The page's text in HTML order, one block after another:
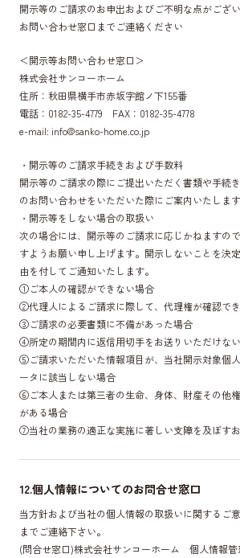
開示等のご請求のお申出およびご不明な点がござ
お問い合わせ窓口までご連絡ください
＜開示等お問い合わせ窓口＞
株式会社サンコーホーム
住所：秋田県横手市赤坂字館ノ下155番
電話：0182-35-4779 FAX：0182-35-4778
e-mail: info@sanko-home.co.jp
・開示等のご請求手続きおよび手数料
開示等のご請求の際にご提出いただく書類や手続
のお問い合わせをいただいた際にご案内いたします
・開示等をしない場合の取扱い
次の場合には、開示等のご請求に応じかねますの
すようお願い申し上げます。開示しないことを決
由を付してご通知いたします。
①ご本人の確認ができない場合
②代理人によるご請求に際して、代理権が確認で
③ご請求の必要書類に不備があった場合
④所定の期間内に返信用切手をお送りいただけな
⑤ご請求いただいた情報項目が、当社開示対象個
ータに該当しない場合
⑥ご本人または第三者の生命、身体、財産その他
がある場合
⑦当社の業務の適正な実施に著しい支障を及ぼす
12.個人情報についてのお問合せ窓口
当方針および当社の個人情報の取扱いに関するご
までご連絡下さい。
(問合せ窓口)株式会社サンコーホーム 個人情報管